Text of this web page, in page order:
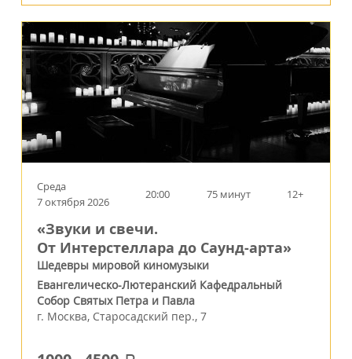
Среда
7 октября 2026
20:00 75 минут 12+
«Звуки и свечи.
От Интерстеллара до Саунд-арта»
Шедевры мировой киномузыки
Евангелическо-Лютеранский Кафедральный
Собор Святых Петра и Павла
г. Москва, Старосадский пер., 7